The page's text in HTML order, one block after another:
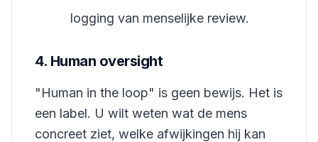
logging van menselijke review.
4. Human oversight
"Human in the loop" is geen bewijs. Het is
een label. U wilt weten wat de mens
concreet ziet, welke afwijkingen hij kan